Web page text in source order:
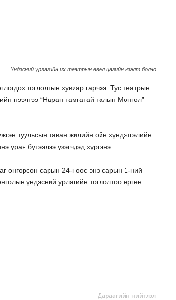
Үндэсний урлагийн их театрын өвөл цагийн нээлт болно
тоглолтын хувиар гарчээ. Тус театрын
нээлтээ “Наран тамгатай талын Монгол”
туульсын таван жилийн ойн хүндэтгэлийн
уран бүтээлээ үзэгчдэд хүргэнэ.
өнгөрсөн сарын 24-нөөс энэ сарын 1-ний
үндэсний урлагийн тоглолтоо өргөн
Дараагийн нийтлэл